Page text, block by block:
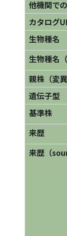
他機関で
カタログ
生物種名
生物種名
親株（変
遺伝子型
基準株
来歴
来歴（